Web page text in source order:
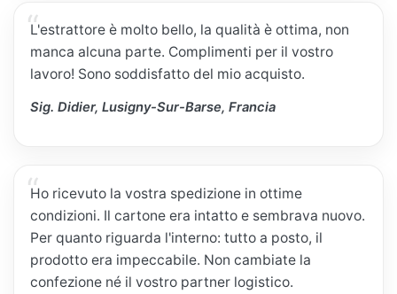
L'estrattore è molto bello, la qualità è ottima, non
manca alcuna parte. Complimenti per il vostro
lavoro! Sono soddisfatto del mio acquisto.
Sig. Didier, Lusigny-Sur-Barse, Francia
Ho ricevuto la vostra spedizione in ottime
condizioni. Il cartone era intatto e sembrava nuovo.
Per quanto riguarda l'interno: tutto a posto, il
prodotto era impeccabile. Non cambiate la
confezione né il vostro partner logistico.